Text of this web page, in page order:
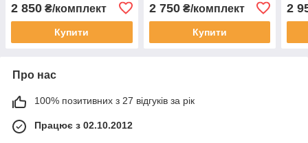
2 850 ₴/комплект
Купити
2 750₴/комплект
Купити
2
Про нас
100% позитивних з 27 відгуків за рік
Працює з 02.10.2012